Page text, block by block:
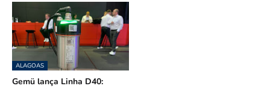
ALAGOAS
Gemü lança Linha D40: